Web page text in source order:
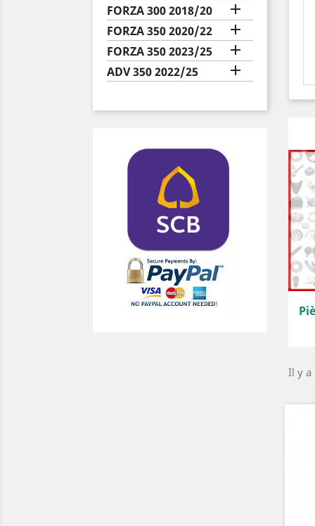
FORZA 300 2018/20 
FORZA 350 2020/22 
FORZA 350 2023/25 
ADV 350 2022/25 
Il y a